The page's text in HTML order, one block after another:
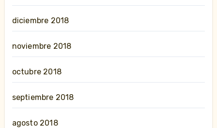
diciembre 2018
noviembre 2018
octubre 2018
septiembre 2018
agosto 2018